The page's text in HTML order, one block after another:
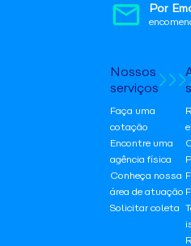
Por
Nossos
serviços
Faça uma
cotação
Encontre uma
agência física
Conheça nossa
área de atuação
Solicitar coleta